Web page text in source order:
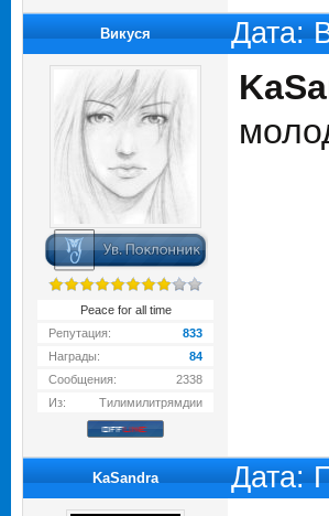
Викуся Дата:
Peace for all time
Репутация:
833
Награды:
84
Сообщения:
2338
Из:
Тилимилитрямдии
KaSandra Дата: